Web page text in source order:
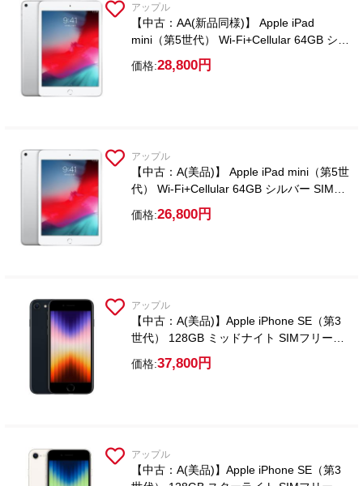
アップル
【中古：AA(新品同様)】 Apple iPad
mini（第5世代） Wi-Fi+Cellular 64GB シル
バー SIMフリー【2WAYスタイラスペン付
属】
価格:28,800円
アップル
【中古：A(美品)】 Apple iPad mini（第5世
代） Wi-Fi+Cellular 64GB シルバー SIMフ
リー【2WAYスタイラスペン付属】
価格:26,800円
アップル
【中古：A(美品)】Apple iPhone SE（第3
世代） 128GB ミッドナイト SIMフリー
【ガラスフィルム付属】
価格:37,800円
アップル
【中古：A(美品)】Apple iPhone SE（第3